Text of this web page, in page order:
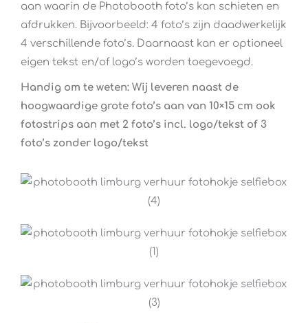
aan waarin de Photobooth foto’s kan schieten en
afdrukken. Bijvoorbeeld: 4 foto’s zijn daadwerkelijk
4 verschillende foto’s. Daarnaast kan er optioneel
eigen tekst en/of logo’s worden toegevoegd.
Handig om te weten: Wij leveren naast de
hoogwaardige grote foto’s aan van 10×15 cm ook
fotostrips aan met 2 foto’s incl. logo/tekst of 3
foto’s zonder logo/tekst